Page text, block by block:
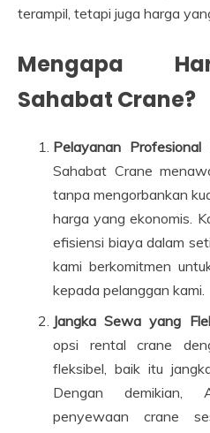
terampil, tetapi juga harga
Mengapa
Sahabat Crane?
Pelayanan
Sahabat Crane
tanpa mengorbankan
harga yang ekonomis.
efisiensi biaya dalam
kami berkomitmen
kepada pelanggan kami.
Jangka Sewa yang
opsi rental crane
fleksibel, baik itu
Dengan demikian,
penyewaan crane